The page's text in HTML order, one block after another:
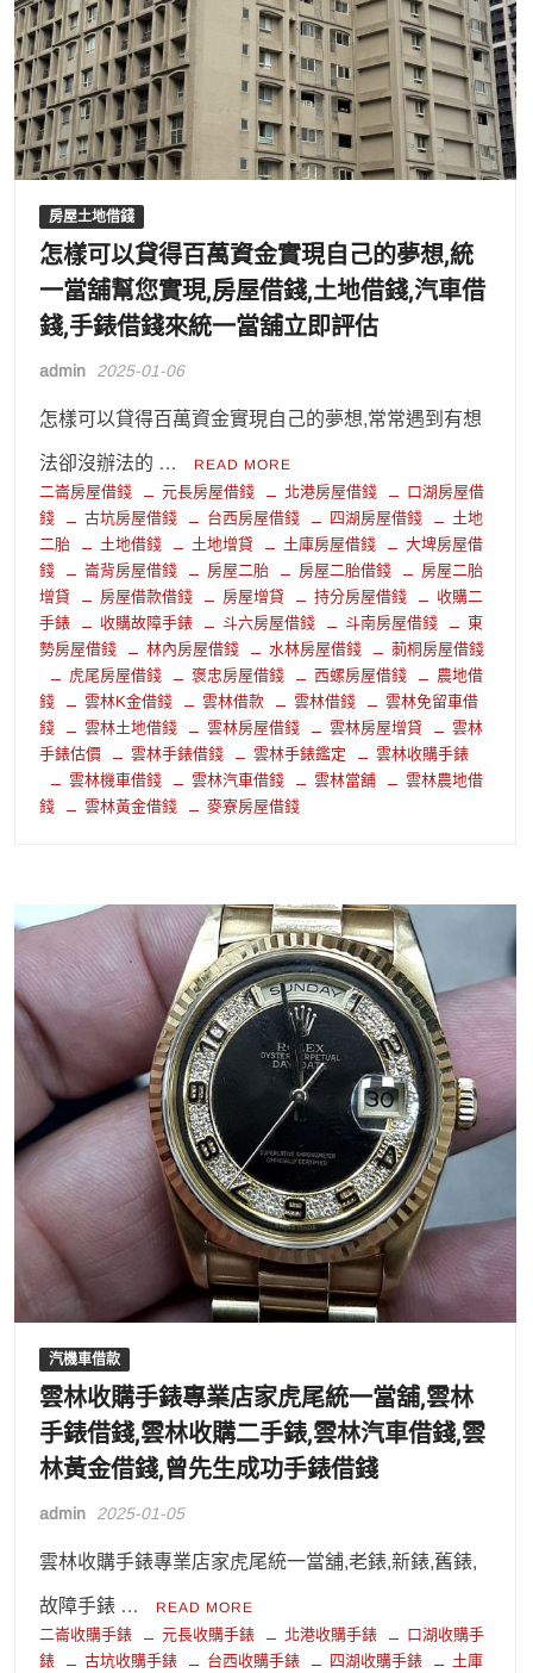
房屋土地借錢
怎樣可以貸得百萬資金實現自己的夢想,統
一當舖幫您實現,房屋借錢,土地借錢,汽車借
錢,手錶借錢來統一當舖立即評估
admin 2025-01-06
怎樣可以貸得百萬資金實現自己的夢想,常常遇到有想
法卻沒辦法的 … READ MORE
二崙房屋借錢 元長房屋借錢 北港房屋借錢
口湖房屋借
錢
古坑房屋借錢 台西房屋借錢 四湖房屋借錢
土地
二胎
土地借錢 土地增貸 土庫房屋借錢
大埤房屋借
錢
崙背房屋借錢 房屋二胎 房屋二胎借錢
房屋二胎
增貸
房屋借款借錢 房屋增貸 持分房屋借錢
收購二
手錶
收購故障手錶 斗六房屋借錢 斗南房屋借錢
東
勢房屋借錢
林內房屋借錢 水林房屋借錢
莿桐房屋借錢
虎尾房屋借錢
褒忠房屋借錢 西螺房屋借錢
農地借
錢
雲林K金借錢 雲林借款 雲林借錢
雲林免留車借
錢
雲林土地借錢 雲林房屋借錢 雲林房屋增貸
雲林
手錶估價
雲林手錶借錢 雲林手錶鑑定
雲林收購手錶
雲林機車借錢
雲林汽車借錢 雲林當舖
雲林農地借
錢
雲林黃金借錢 麥寮房屋借錢
汽機車借款
雲林收購手錶專業店家虎尾統一當舖,雲林
手錶借錢,雲林收購二手錶,雲林汽車借錢,雲
林黃金借錢,曾先生成功手錶借錢
admin 2025-01-05
雲林收購手錶專業店家虎尾統一當舖,老錶,新錶,舊錶,
故障手錶 … READ MORE
二崙收購手錶 元長收購手錶 北港收購手錶
口湖收購手
錶
古坑收購手錶 台西收購手錶 四湖收購手錶
土庫